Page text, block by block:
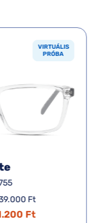
VIRTUÁLIS
PRÓBA
Ft
Ft